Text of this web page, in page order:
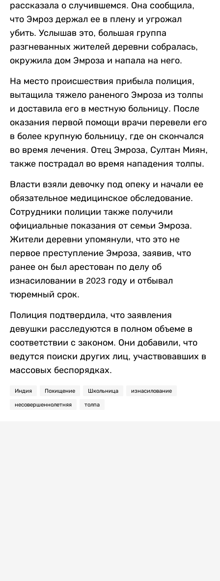
рассказала о случившемся. Она сообщила,
что Эмроз держал ее в плену и угрожал
убить. Услышав это, большая группа
разгневанных жителей деревни собралась,
окружила дом Эмроза и напала на него.
На место происшествия прибыла полиция,
вытащила тяжело раненого Эмроза из толпы
и доставила его в местную больницу. После
оказания первой помощи врачи перевели его
в более крупную больницу, где он скончался
во время лечения. Отец Эмроза, Султан Миян,
также пострадал во время нападения толпы.
Власти взяли девочку под опеку и начали ее
обязательное медицинское обследование.
Сотрудники полиции также получили
официальные показания от семьи Эмроза.
Жители деревни упомянули, что это не
первое преступление Эмроза, заявив, что
ранее он был арестован по делу об
изнасиловании в 2023 году и отбывал
тюремный срок.
Полиция подтвердила, что заявления
девушки расследуются в полном объеме в
соответствии с законом. Они добавили, что
ведутся поиски других лиц, участвовавших в
массовых беспорядках.
Индия Похищение Школьница изнасилование
несовершеннолетняя толпа